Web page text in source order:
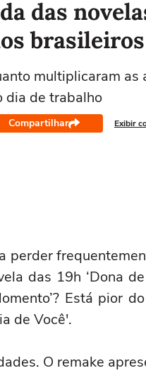
das
brasileiros
multiplicaram
dia de trabalho
Compartilhar Exibir
perder
das 19h ‘Dona
Está pior
de Você'.
O remake